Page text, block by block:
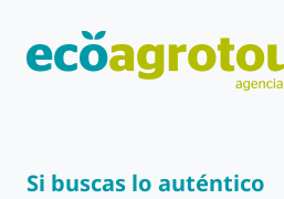
Si buscas lo auténtico